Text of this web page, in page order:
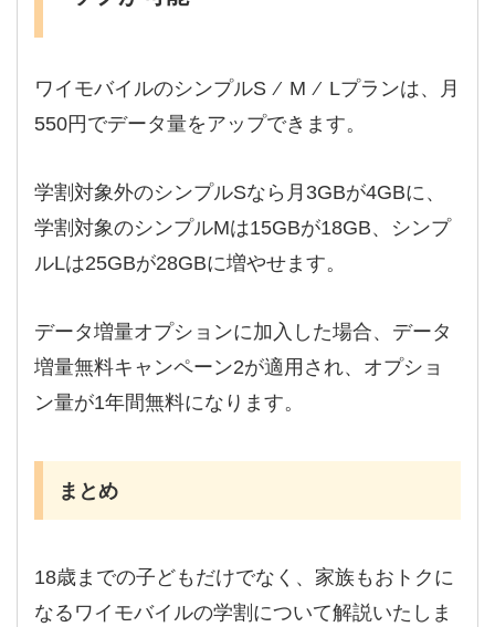
ワイモバイルのシンプルS ⁄ M ⁄ Lプランは、月
550円でデータ量をアップできます。
学割対象外のシンプルSなら月3GBが4GBに、
学割対象のシンプルMは15GBが18GB、シンプ
ルLは25GBが28GBに増やせます。
データ増量オプションに加入した場合、データ
増量無料キャンペーン2が適用され、オプショ
ン量が1年間無料になります。
まとめ
18歳までの子どもだけでなく、家族もおトクに
なるワイモバイルの学割について解説いたしま